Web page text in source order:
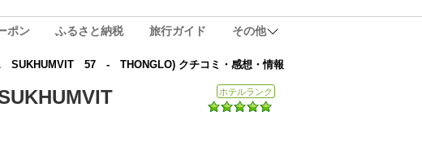
ポン ふるさと納税 旅行ガイド その他
57 - THONGLO) クチコミ・感想・情報
ホテルランク